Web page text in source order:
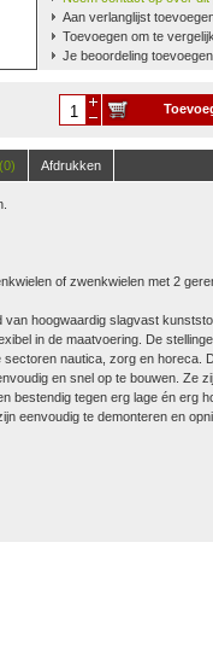
Aan verlanglijst
Toevoegen om te
Je beoordeling toevoegen
(0) Afdrukken
of zwenkwielen met 2
hoogwaardig slagvast
in de maatvoering. De
nautica, zorg en horeca.
en snel op te bouwen. Ze
bestendig tegen erg lage én erg
eenvoudig te demonteren en